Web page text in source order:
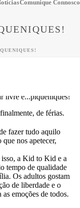
Comunique Connosco
de férias.
fazer tudo aquilo
nos apetecer,
isso, a Kid to Kid e a
tempo de qualidade
Os adultos gostam
de liberdade e o
emoções de todos.